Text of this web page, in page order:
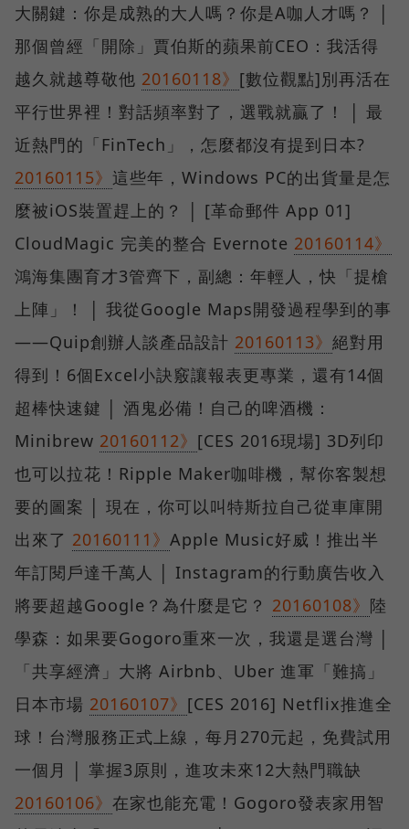
大關鍵：你是成熟的大人嗎？你是A咖人才嗎？ │
那個曾經「開除」賈伯斯的蘋果前CEO：我活得
越久就越尊敬他 20160118》 [數位觀點]別再活在
平行世界裡！對話頻率對了，選戰就贏了！ │ 最
近熱門的「FinTech」，怎麼都沒有提到日本?
20160115》 這些年，Windows PC的出貨量是怎
麼被iOS裝置趕上的？ │ [革命郵件 App 01]
CloudMagic 完美的整合 Evernote 20160114》
鴻海集團育才3管齊下，副總：年輕人，快「提槍
上陣」！ │ 我從Google Maps開發過程學到的事
——Quip創辦人談產品設計 20160113》 絕對用
得到！6個Excel小訣竅讓報表更專業，還有14個
超棒快速鍵 │ 酒鬼必備！自己的啤酒機：
Minibrew 20160112》 [CES 2016現場] 3D列印
也可以拉花！Ripple Maker咖啡機，幫你客製想
要的圖案 │ 現在，你可以叫特斯拉自己從車庫開
出來了 20160111》 Apple Music好威！推出半
年訂閱戶達千萬人 │ Instagram的行動廣告收入
將要超越Google？為什麼是它？ 20160108》 陸
學森：如果要Gogoro重來一次，我還是選台灣 │
「共享經濟」大將 Airbnb、Uber 進軍「難搞」
日本市場 20160107》 [CES 2016] Netflix推進全
球！台灣服務正式上線，每月270元起，免費試用
一個月 │ 掌握3原則，進攻未來12大熱門職缺
20160106》 在家也能充電！Gogoro發表家用智